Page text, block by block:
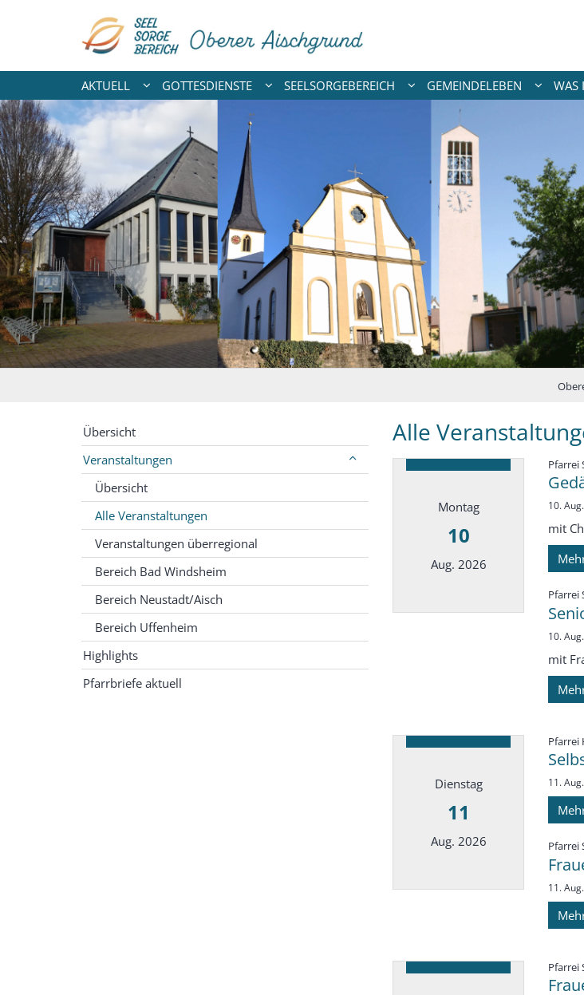
AKTUELL GOTTESDIENSTE SEELSORGEBEREICH GEMEINDELEBEN WAS
Alle
Montag
10
Aug. 2026
Pfarrei
10.
mit
Pfarrei
10.
mit
Dienstag
11
Aug. 2026
Pfarrei
11.
Pfarrei
11.
Pfarrei
Übersicht
Veranstaltungen
Übersicht
Alle Veranstaltungen
Veranstaltungen überregional
Bereich Bad Windsheim
Bereich Neustadt/Aisch
Bereich Uffenheim
Highlights
Pfarrbriefe aktuell